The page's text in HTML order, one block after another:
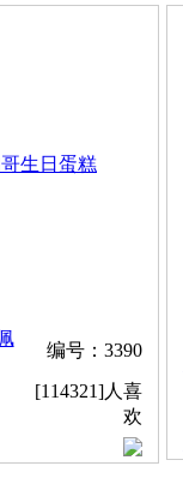
编号：3390
[114321]人喜
欢